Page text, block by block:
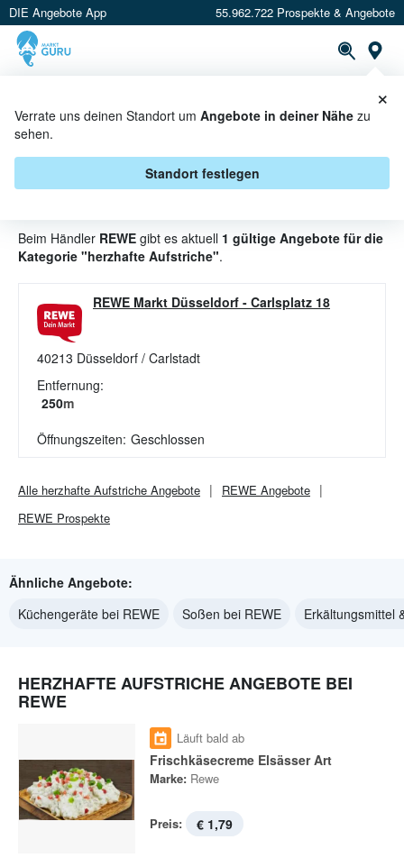
DIE Angebote App 55.962.722 Prospekte & Angebote
Verrate uns deinen Standort um Angebote in deiner Nähe zu
sehen.
Standort festlegen
×
HERZHAFTE AUFSTRICHE
ANGEBOTE & AKTIONEN BEI
REWE
Beim Händler REWE gibt es aktuell 1 gültige Angebote für die
Kategorie "herzhafte Aufstriche".
REWE Markt Düsseldorf - Carlsplatz 18
40213 Düsseldorf / Carlstadt
Entfernung:
250m
Öffnungszeiten: Geschlossen
Alle herzhafte Aufstriche Angebote REWE Angebote
REWE Prospekte
Ähnliche Angebote:
Küchengeräte bei REWE
Soßen bei REWE Erkältungsmittel
HERZHAFTE AUFSTRICHE ANGEBOTE BEI
REWE
Läuft bald ab
Frischkäsecreme Elsässer Art
Marke: Rewe
Preis: € 1,79